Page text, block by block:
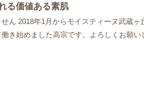
る価値ある素肌
ん 2018年1月からモイスティーヌ武蔵ヶ
き始めました高宗です。よろしくお願い